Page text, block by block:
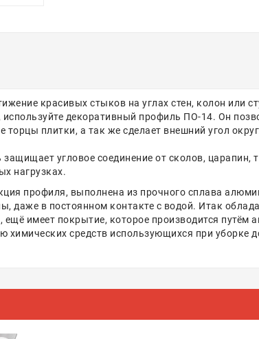
красивых стыков на углах стен, колон или
используйте декоративный профиль ПО-14. Он
торцы плитки, а так же сделает внешний угол
угловое соединение от сколов, царапин,
нагрузках.
профиля, выполнена из прочного сплава
даже в постоянном контакте с водой. Итак
ещё имеет покрытие, которое производится путём
средств использующихся при уборке